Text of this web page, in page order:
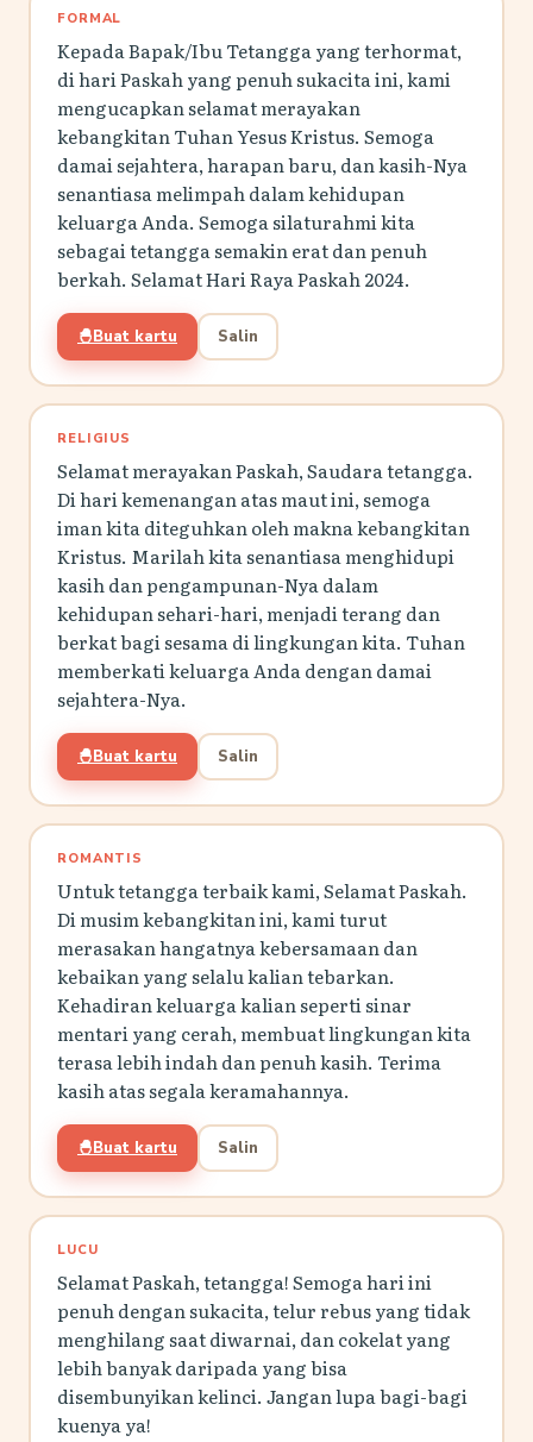
FORMAL
Kepada Bapak/Ibu Tetangga yang terhormat,
di hari Paskah yang penuh sukacita ini, kami
mengucapkan selamat merayakan
kebangkitan Tuhan Yesus Kristus. Semoga
damai sejahtera, harapan baru, dan kasih-Nya
senantiasa melimpah dalam kehidupan
keluarga Anda. Semoga silaturahmi kita
sebagai tetangga semakin erat dan penuh
berkah. Selamat Hari Raya Paskah 2024.
🐣Buat kartu Salin
RELIGIUS
Selamat merayakan Paskah, Saudara tetangga.
Di hari kemenangan atas maut ini, semoga
iman kita diteguhkan oleh makna kebangkitan
Kristus. Marilah kita senantiasa menghidupi
kasih dan pengampunan-Nya dalam
kehidupan sehari-hari, menjadi terang dan
berkat bagi sesama di lingkungan kita. Tuhan
memberkati keluarga Anda dengan damai
sejahtera-Nya.
🐣Buat kartu Salin
ROMANTIS
Untuk tetangga terbaik kami, Selamat Paskah.
Di musim kebangkitan ini, kami turut
merasakan hangatnya kebersamaan dan
kebaikan yang selalu kalian tebarkan.
Kehadiran keluarga kalian seperti sinar
mentari yang cerah, membuat lingkungan kita
terasa lebih indah dan penuh kasih. Terima
kasih atas segala keramahannya.
🐣Buat kartu Salin
LUCU
Selamat Paskah, tetangga! Semoga hari ini
penuh dengan sukacita, telur rebus yang tidak
menghilang saat diwarnai, dan cokelat yang
lebih banyak daripada yang bisa
disembunyikan kelinci. Jangan lupa bagi-bagi
kuenya ya!